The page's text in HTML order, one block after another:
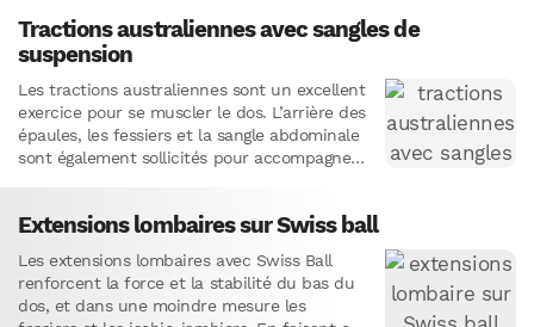
Tractions australiennes avec sangles de
suspension
Les tractions australiennes sont un excellent
exercice pour se muscler le dos. L’arrière des
épaules, les fessiers et la sangle abdominale
sont également sollicités pour accompagner
Extensions lombaires sur Swiss ball
Les extensions lombaires avec Swiss Ball
renforcent la force et la stabilité du bas du
dos, et dans une moindre mesure les